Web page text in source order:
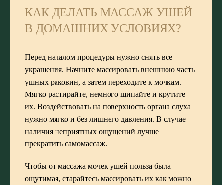
КАК ДЕЛАТЬ МАССАЖ УШЕЙ
В ДОМАШНИХ УСЛОВИЯХ?
Перед началом процедуры нужно снять все
украшения. Начните массировать внешнюю часть
ушных раковин, а затем переходите к мочкам.
Мягко растирайте, немного щипайте и крутите
их. Воздействовать на поверхность органа слуха
нужно мягко и без лишнего давления. В случае
наличия неприятных ощущений лучше
прекратить самомассаж.
Чтобы от массажа мочек ушей польза была
ощутимая, старайтесь массировать их как можно